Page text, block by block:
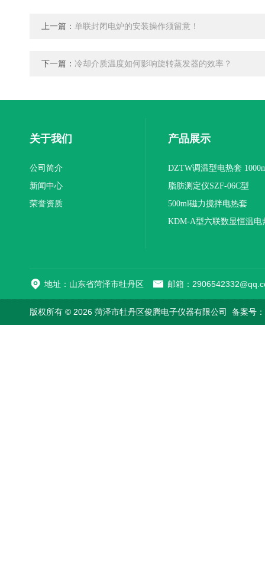
上一篇： 单联封闭电炉的安装操作须留意！
下一篇： 冷却介质温度如何影响旋转蒸发器的效率？
关于我们
公司简介
新闻中心
荣誉资质
产品展示
DZTW调温型电热套
联
脂肪测定仪SZF-06C型
500ml磁力搅拌电热套
KDM-A型六联数显恒温电
地址：山东省菏泽市牡丹区 邮箱：
版权所有 © 2026 菏泽市牡丹区俊腾电子仪器有限公司 备案号